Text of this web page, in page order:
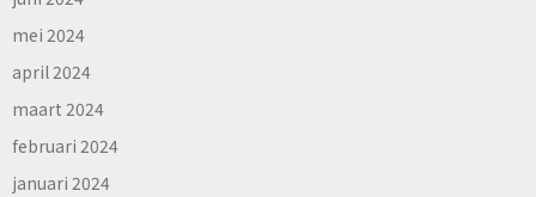
mei 2024
april 2024
maart 2024
februari 2024
januari 2024